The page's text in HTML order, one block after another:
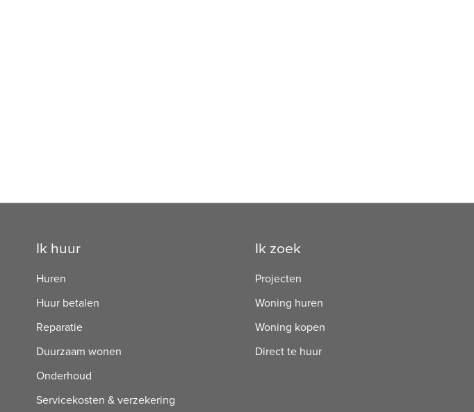
Contactinformatie
Ik huur
Huren
Huur betalen
Reparatie
Duurzaam wonen
Onderhoud
Servicekosten & verzekering
Ik zoek
Projecten
Woning huren
Woning kopen
Direct te huur